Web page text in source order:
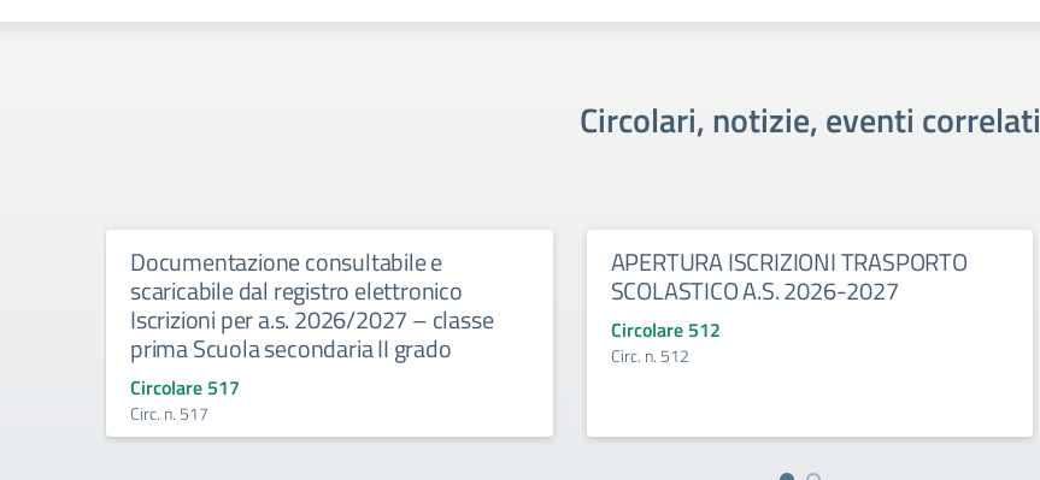
Circolari, notizie, eventi correlati
Documentazione consultabile e
scaricabile dal registro elettronico
Iscrizioni per a.s. 2026/2027 – classe
prima Scuola secondaria II grado
Circolare 517
Circ. n. 517
APERTURA ISCRIZIONI TRASPORTO
SCOLASTICO A.S. 2026-2027
Circolare 512
Circ. n. 512